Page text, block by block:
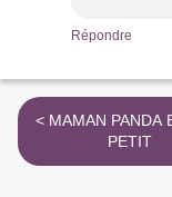
Répondre
< MAMAN PANDA ET SON
PETIT